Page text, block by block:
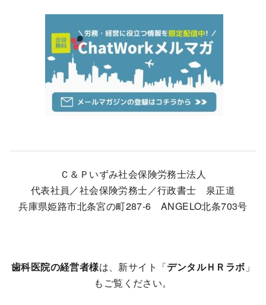
Ｃ＆Ｐいずみ社会保険労務士法人
代表社員／社会保険労務士／行政書士 泉正道
兵庫県姫路市北条宮の町287-6 ANGELO北条703号
歯科医院の経営者様は、新サイト「デンタルＨＲラボ 」
もご覧ください。